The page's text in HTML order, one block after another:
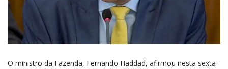
O ministro da Fazenda, Fernando Haddad, afirmou nesta sexta-